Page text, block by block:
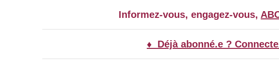
Informez-vous, engagez-vous,
♦ Déjà abonné.e ?